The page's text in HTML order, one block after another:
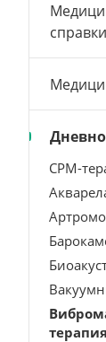
справки
CPM-
терапия